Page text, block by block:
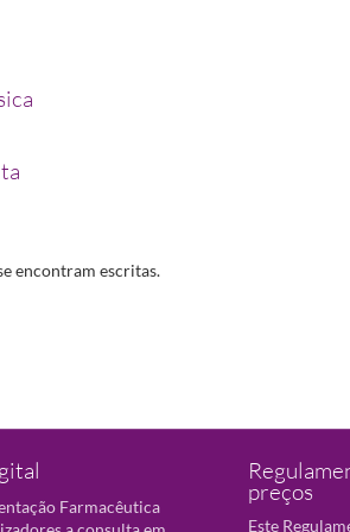
encontram escritas.
Farmacêutica
preços
Este